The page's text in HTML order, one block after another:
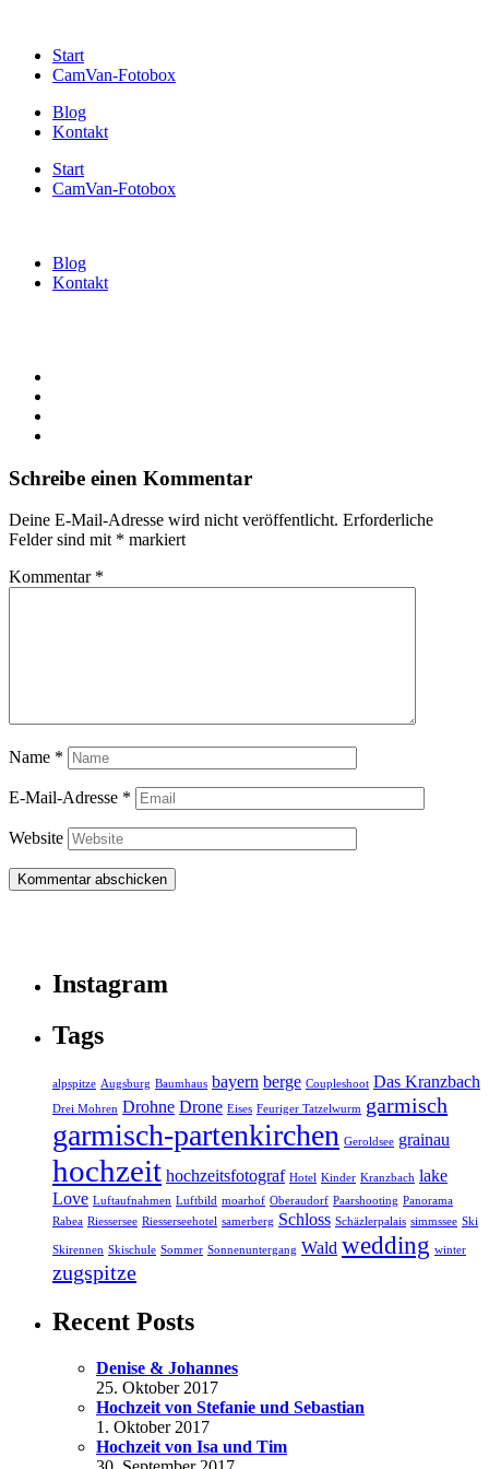
Start
CamVan-Fotobox
Blog
Kontakt
Start
CamVan-Fotobox
Blog
Kontakt
Schreibe einen Kommentar
Deine E-Mail-Adresse wird nicht veröffentlicht. Erforderliche
Felder sind mit * markiert
Kommentar *
Name *
E-Mail-Adresse *
Website
Instagram
Tags
alpspitze Augsburg Baumhaus bayern berge Coupleshoot Das Kranzbach
Drei Mohren Drohne Drone Eises Feuriger Tatzelwurm garmisch
garmisch-partenkirchen Geroldsee grainau
hochzeit hochzeitsfotograf Hotel Kinder Kranzbach lake
Love Luftaufnahmen Luftbild moarhof Oberaudorf Paarshooting Panorama
Rabea Riessersee Riesserseehotel samerberg Schloss Schäzlerpalais simmssee Ski
Skirennen Skischule Sommer Sonnenuntergang Wald wedding winter
zugspitze
Recent Posts
Denise & Johannes
25. Oktober 2017
Hochzeit von Stefanie und Sebastian
1. Oktober 2017
Hochzeit von Isa und Tim